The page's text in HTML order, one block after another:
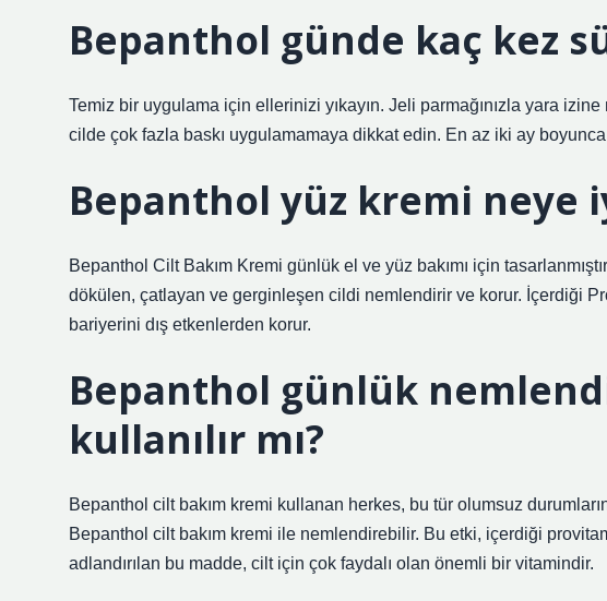
Bepanthol günde kaç kez
Temiz bir uygulama için ellerinizi yıkayın. Jeli parmağınızla yara
cilde çok fazla baskı uygulamamaya dikkat edin. En az iki ay
Bepanthol yüz kremi neye
Bepanthol Cilt Bakım Kremi günlük el ve yüz bakımı için
dökülen, çatlayan ve gerginleşen cildi nemlendirir ve korur. İçerdiği
bariyerini dış etkenlerden korur.
Bepanthol günlük
kullanılır mı?
Bepanthol cilt bakım kremi kullanan herkes, bu tür olumsuz
Bepanthol cilt bakım kremi ile nemlendirebilir. Bu etki, içerdiği
adlandırılan bu madde, cilt için çok faydalı olan önemli bir vitamindir.